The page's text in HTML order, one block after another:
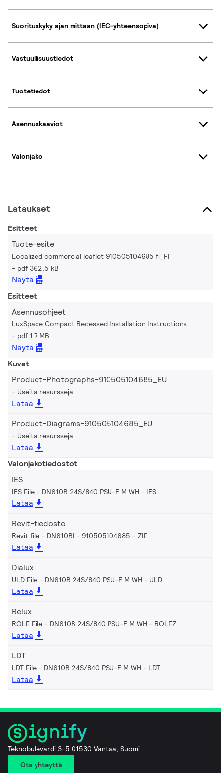
Suorituskyky ajan mittaan (IEC-yhteensopiva)
Vastuullisuustiedot
Tuotetiedot
Asennuskaaviot
Valonjako
Lataukset
Esitteet
Tuote-esite
Localized commercial leaflet 910505104685 fi_FI
pdf 362.5 kB
Näytä
Esitteet
Asennusohjeet
LuxSpace Compact Recessed Installation Instructions
pdf 1.7 MB
Näytä
Kuvat
Product-Photographs-910505104685_EU
Useita resursseja
Lataa
Product-Diagrams-910505104685_EU
Useita resursseja
Lataa
Valonjakotiedostot
IES
IES File - DN610B 24S/840 PSU-E M WH IES
Lataa
Revit-tiedosto
Revit file - DN610BI - 910505104685 ZIP
Lataa
Dialux
ULD File - DN610B 24S/840 PSU-E M WH ULD
Lataa
Relux
ROLF File - DN610B 24S/840 PSU-E M WH ROLFZ
Lataa
LDT
LDT File - DN610B 24S/840 PSU-E M WH LDT
Lataa
Teknobulevardi 3-5 01530 Vantaa, Suomi
Ota yhteyttä